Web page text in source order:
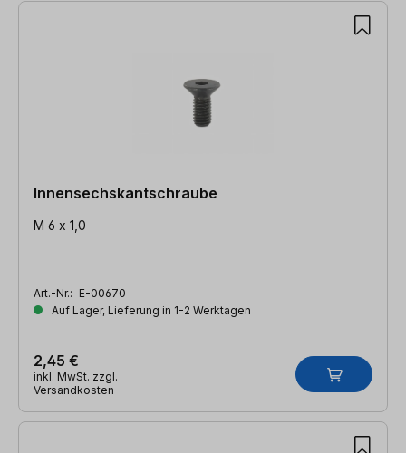
7 Artikel gefunden
Innensechskantschraube
M 6 x 1,0
Art.-Nr.: E-00670
Auf Lager, Lieferung in 1-2 Werktagen
2,45 €
inkl. MwSt. zzgl.
Versandkosten